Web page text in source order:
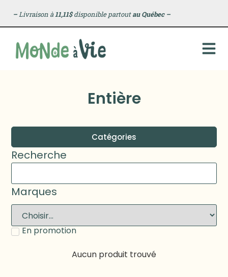
–Livraison à11,11$disponible partoutau Québec –
Entière
Catégories
Recherche
Marques
En promotion
Aucun produit trouvé